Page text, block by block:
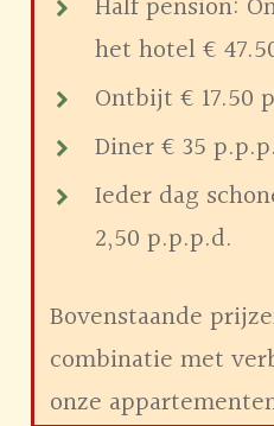
het hotel €
Ontbijt € 17.50
Diner € 35
Ieder dag
2,50 p.p.p.d.
Bovenstaande
combinatie met
onze